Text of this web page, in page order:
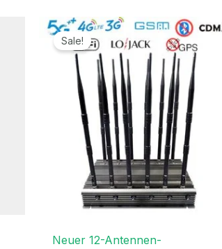
Sale!
Neuer 12-Antennen-
Preisspanne:
679,99€
bis
699,99€